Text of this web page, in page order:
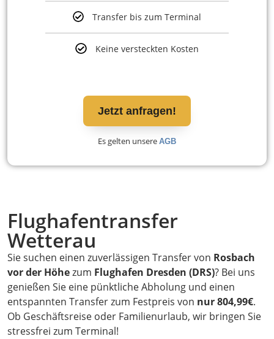
Flughafentransfer
Wetterau
Sie suchen einen zuverlässigen Transfer von Rosbach
vor der Höhezum Flughafen Dresden (DRS)? Bei uns
genießen Sie eine pünktliche Abholung und einen
entspannten Transfer zum Festpreis von nur 804,99€.
Ob Geschäftsreise oder Familienurlaub, wir bringen Sie
stressfrei zum Terminal!
Transfer bis zum Terminal
Keine versteckten Kosten
Jetzt anfragen!
Es gelten unsere AGB